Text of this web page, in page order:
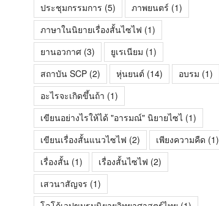
ประชุมกรรมการ (5) ภาพยนตร์ (1)
ภาษาในนิยายเรื่องสั้นไซไฟ (1)
ยานอวกาศ(3) ยูเรเนียม (1)
สถาบัน SCP(2) หุ่นยนต์ (14) อบรม (1)
อะไรจะเกิดขึ้นถ้า (1)
เขียนอย่างไรให้ได้ "อารมณ์" นิยายไซไ(1)
เขียนเรื่องสั้นแนวไซไฟ (2) เพียงความคืด (1)
เรื่องสั้น(1) เรื่องสั้นไซไฟ (2)
เสวนาสัญจร (1)